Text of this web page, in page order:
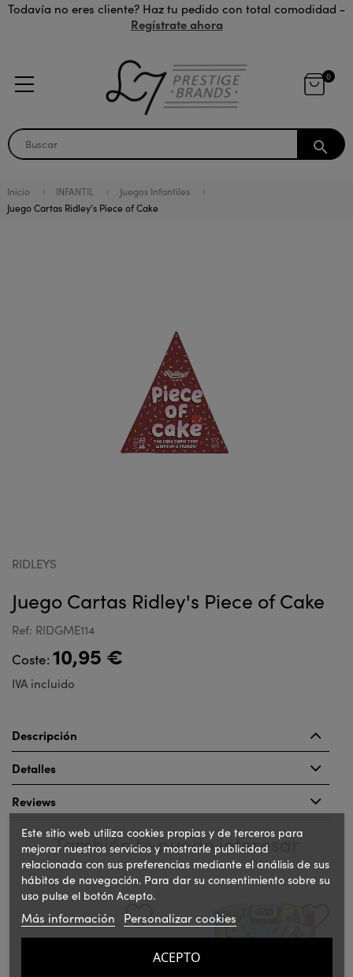
Todavía no eres cliente? Haz tu pedido con total comodidad -
Regístrate ahora
0
search
Inicio INFANTIL
Juegos Infantiles
Juego Cartas Ridley's Piece of Cake
RIDLEYS
Juego Cartas Ridley's Piece of Cake
Ref: RIDGME114
Coste: 10,95 €
IVA incluido
Descripción
Detalles
Reviews
También te puede interesar
Este sitio web utiliza cookies propias y de terceros para
mejorar nuestros servicios y mostrarle publicidad
relacionada con sus preferencias mediante el análisis de sus
hábitos de navegación. Para dar su consentimiento sobre su
uso pulse el botón Acepto.
Más información Personalizar cookies
ACEPTO